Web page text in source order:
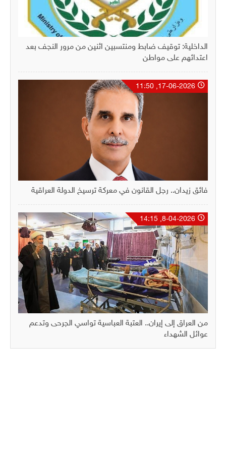
الداخلية: توقيف ضابط ومنتسبين اثنين من مرور النجف بعد
اعتدائهم على مواطن
فائق زيدان.. رجل القانون في معركة ترسيخ الدولة العراقية
من العراق إلى إيران.. العتبة العباسية تواسي الجرحى وتدعم
عوائل الشهداء